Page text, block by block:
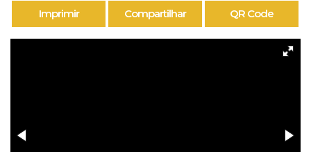
Imprimir Compartilhar QR Code